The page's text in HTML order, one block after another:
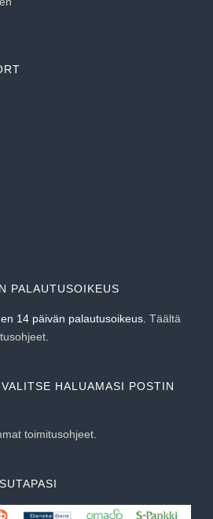
PALAUTUSOIKEUS
14 päivän palautusoikeus.Täältä
HALUAMASI POSTIN
toimitusohjeet.